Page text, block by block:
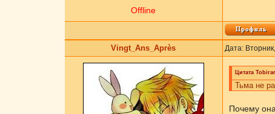
Offline
Vingt_Ans_Après Дата:
Цитата
Тьма не
Почему